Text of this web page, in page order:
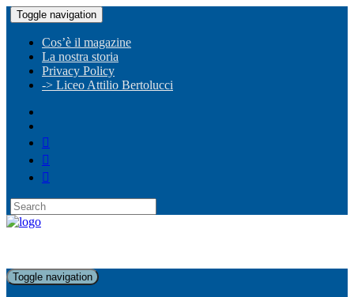
Toggle navigation
Cos’è il magazine
La nostra storia
Privacy Policy
-> Liceo Attilio Bertolucci
Toggle navigation